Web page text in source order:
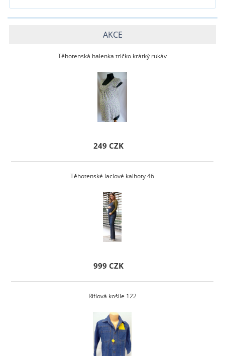
AKCE
Těhotenská halenka tričko krátký rukáv
249 CZK
Těhotenské laclové kalhoty 46
999 CZK
Riflová košile 122